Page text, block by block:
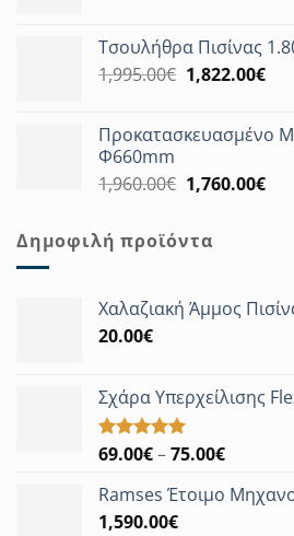
2,375.00€.
Τσουλήθρα Πισίνας
1,995.00€ Original
1,995.00€.
1,822.00€Η
Προκατασκευασμένο
Φ660mm
1,960.00€ Original
1,960.00€.
1,760.00€Η
Δημοφιλή προϊόντα
Χαλαζιακή Άμμος
20.00€
Σχάρα Υπερχείλισης
Βαθμολογήθηκε
από 5
69.00€–75.00€Price
69.00€
Ramses Έτοιμο
1,590.00€